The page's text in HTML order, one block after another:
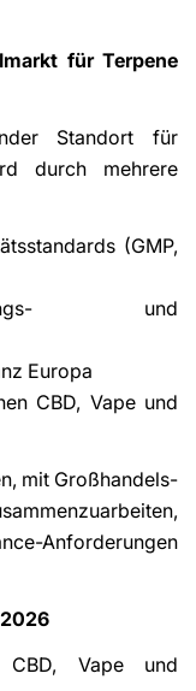
für Terpene
Standort für
durch mehrere
(GMP,
und
Europa
CBD, Vape und
mit Großhandels-
Anforderungen
CBD, Vape und